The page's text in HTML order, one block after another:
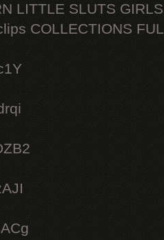
LITTLE SLUTS
COLLECTIONS